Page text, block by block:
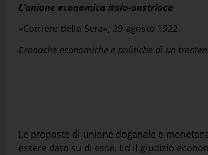
L’unione economica italo-austriaca
«Corriere della Sera», 29 agosto 1922
Cronache economiche e politiche di un
Le proposte di unione doganale e
essere dato su di esse. Ed il giudizio